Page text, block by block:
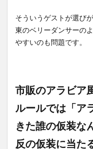
そういうゲストが選び
東のベリーダンサーの
やすいのも問題です。
市販のアラビア
ルールでは「ア
きた誰の仮装な
反の仮装に当た